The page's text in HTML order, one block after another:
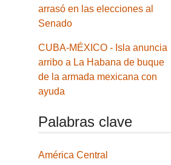
arrasó en las elecciones al
Senado
CUBA-MÉXICO - Isla anuncia
arribo a La Habana de buque
de la armada mexicana con
ayuda
Palabras clave
América Central